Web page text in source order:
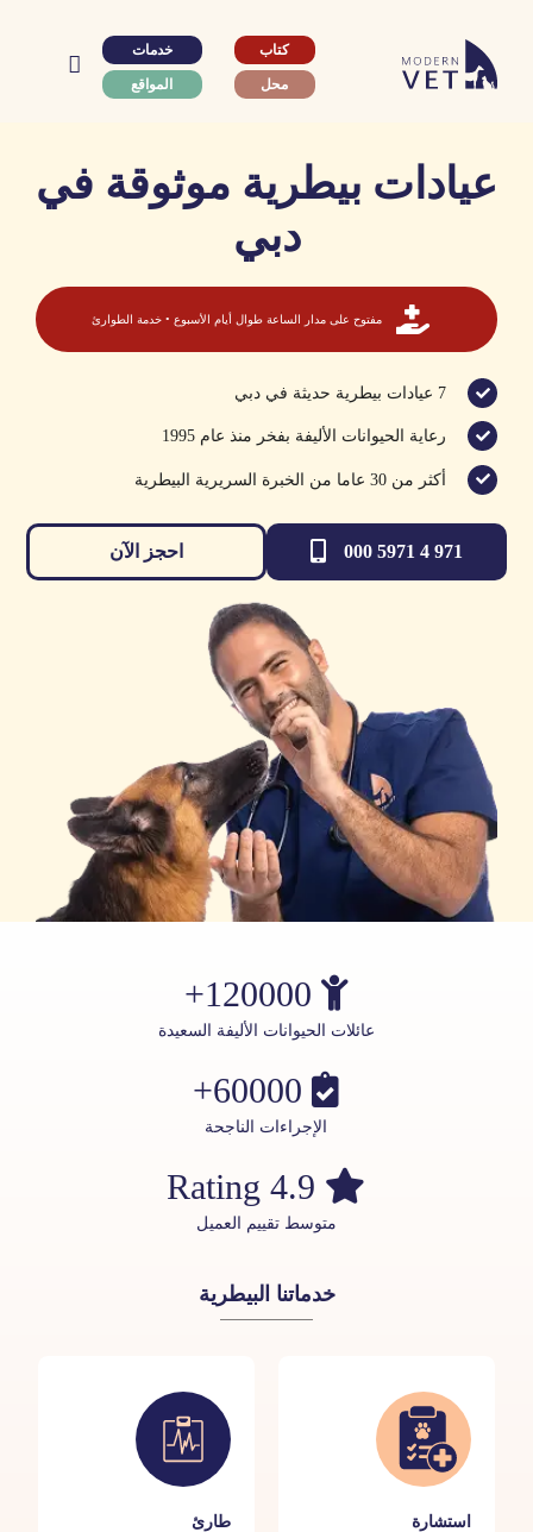
content
كتاب
محل
خدمات
المواقع
عيادات بيطرية موثوقة في
دبي
مفتوح على مدار الساعة طوال أيام الأسبوع • خدمة الطوارئ
7 عيادات بيطرية حديثة في دبي
رعاية الحيوانات الأليفة بفخر منذ عام 1995
أكثر من 30 عاما من الخبرة السريرية البيطرية
971 4 5971 000 احجز الآن
عائلات الحيوانات الأليفة السعيدة
60000+
الإجراءات الناجحة
4.9 Rating
متوسط تقييم العميل
خدماتنا البيطرية
استشارة طارئ